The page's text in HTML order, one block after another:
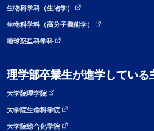
生物科学科（生物学）
生物科学科（高分子機能学）
地球惑星科学科
理学部卒業生が進学している
大学院理学院
大学院生命科学院
大学院総合化学院